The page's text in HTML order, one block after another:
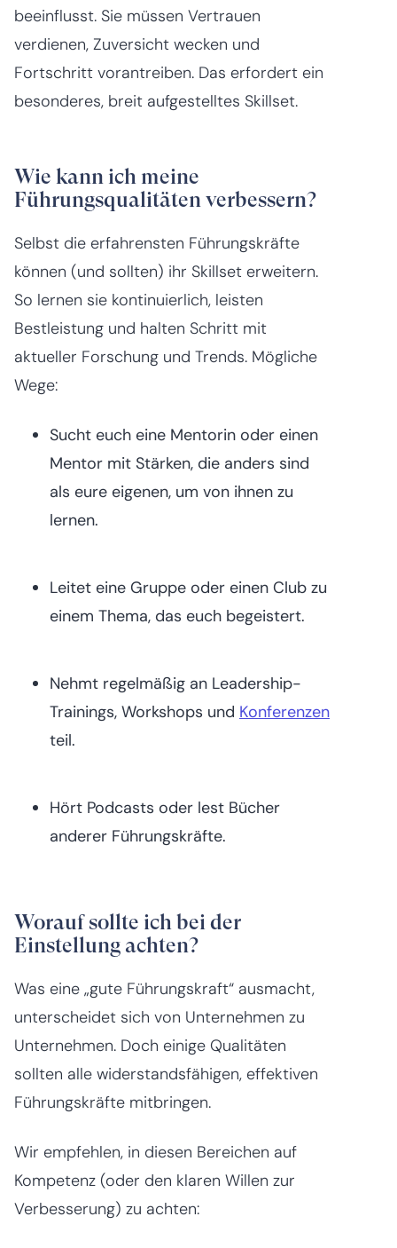
beeinflusst. Sie müssen Vertrauen
verdienen, Zuversicht wecken und
Fortschritt vorantreiben. Das erfordert ein
besonderes, breit aufgestelltes Skillset.
Wie kann ich meine
Führungsqualitäten verbessern?
Selbst die erfahrensten Führungskräfte
können (und sollten) ihr Skillset erweitern.
So lernen sie kontinuierlich, leisten
Bestleistung und halten Schritt mit
aktueller Forschung und Trends. Mögliche
Wege:
Sucht euch eine Mentorin oder einen
Mentor mit Stärken, die anders sind
als eure eigenen, um von ihnen zu
lernen.
Leitet eine Gruppe oder einen Club zu
einem Thema, das euch begeistert.
Nehmt regelmäßig an Leadership-
Trainings, Workshops und Konferenzen
teil.
Hört Podcasts oder lest Bücher
anderer Führungskräfte.
Worauf sollte ich bei der
Einstellung achten?
Was eine „gute Führungskraft“ ausmacht,
unterscheidet sich von Unternehmen zu
Unternehmen. Doch einige Qualitäten
sollten alle widerstandsfähigen, effektiven
Führungskräfte mitbringen.
Wir empfehlen, in diesen Bereichen auf
Kompetenz (oder den klaren Willen zur
Verbesserung) zu achten: